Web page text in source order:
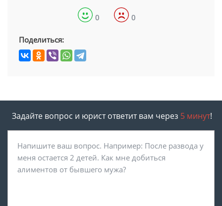
0 0
Поделиться:
Задайте вопрос и юрист ответит вам через 5 минут!